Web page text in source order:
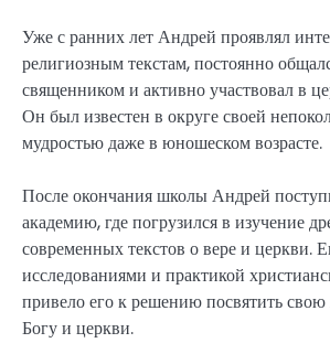
Уже с ранних лет Андрей проявлял
религиозным текстам, постоянно
священником и активно участвовал в
Он был известен в округе своей
мудростью даже в юношеском возрасте.
После окончания школы Андрей
академию, где погрузился в изучение
современных текстов о вере и церкви.
исследованиями и практикой
привело его к решению посвятить
Богу и церкви.